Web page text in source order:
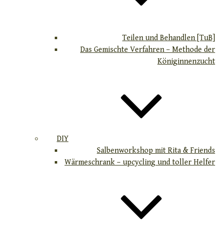
Teilen und Behandlen [TuB]
Das Gemischte Verfahren – Methode der
Königinnenzucht
DIY
Salbenworkshop mit Rita & Friends
Wärmeschrank – upcycling und toller Helfer